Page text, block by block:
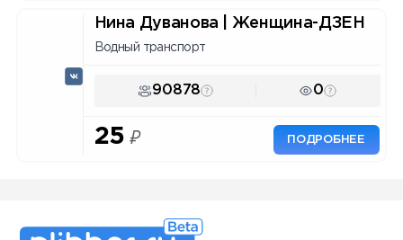
Нина Дуванова | Женщина-ДЗЕН
Водный транспорт
90878 0
25 ₽ ПОДРОБНЕЕ